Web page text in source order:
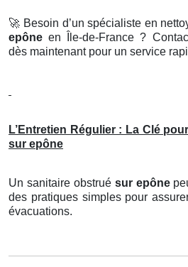
🚀 Besoin d’un spécialiste en
epôneen Île-de-France ?
dès maintenant pour un service
L’Entretien Régulier : La Clé
sur epône
Un sanitaire obstrué sur epône
des pratiques simples pour
évacuations.